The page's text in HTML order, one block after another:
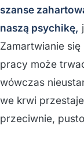
szanse
naszą psychikę,
Zamartwianie
pracy może
wówczas
we krwi
przeciwnie,